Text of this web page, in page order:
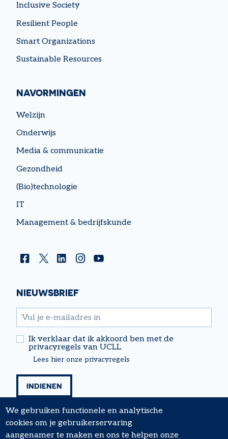
Inclusive Society
Resilient People
Smart Organizations
Sustainable Resources
NAVORMINGEN
Welzijn
Onderwijs
Media & communicatie
Gezondheid
(Bio)technologie
IT
Management & bedrijfskunde
NIEUWSBRIEF
email
Ik verklaar dat ik akkoord ben met de
privacyregels van UCLL
Lees hier onze privacyregels
We gebruiken functionele en analytische
cookies om je gebruikerservaring
aangenamer te maken en ons te helpen onze